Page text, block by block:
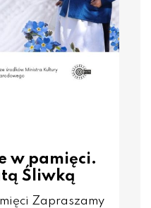
w pamięci.
Śliwką
Zapraszamy